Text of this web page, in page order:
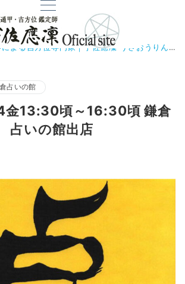
奇門遁甲・九星気学による吉方位専門家｜宇佐應凜 うさおうりん
占いの館
13:30頃～16:30頃 鎌倉
占いの館出店